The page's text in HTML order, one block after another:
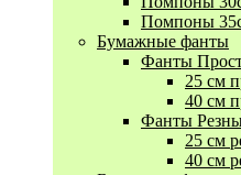
Помпоны
Бумажные фанты
Фанты
25 см
40 см
Фанты
25 см
40 см